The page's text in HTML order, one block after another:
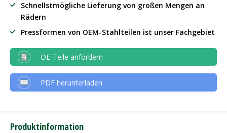
Schnellstmögliche Lieferung von großen Mengen an
Rädern
Pressformen von OEM-Stahlteilen ist unser Fachgebiet
OE-Teile anfordern
PDF herunterladen
Produktinformation